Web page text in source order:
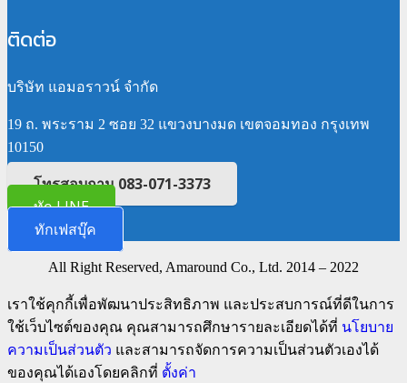
ติดต่อ
บริษัท แอมอราวน์ จำกัด
19 ถ. พระราม 2 ซอย 32 แขวงบางมด เขตจอมทอง กรุงเทพ
10150
โทรสอบถาม 083-071-3373
ทัก LINE
ทักเฟสบุ๊ค
All Right Reserved, Amaround Co., Ltd. 2014 – 2022
เราใช้คุกกี้เพื่อพัฒนาประสิทธิภาพ และประสบการณ์ที่ดีในการ
ใช้เว็บไซต์ของคุณ คุณสามารถศึกษารายละเอียดได้ที่ นโยบาย
ความเป็นส่วนตัว และสามารถจัดการความเป็นส่วนตัวเองได้
ของคุณได้เองโดยคลิกที่ ตั้งค่า